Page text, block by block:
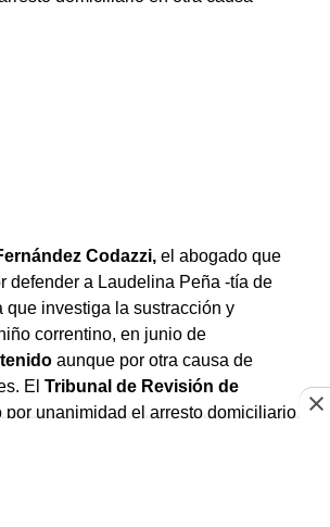
Codazzi, el abogado que
defender a Laudelina Peña -tía de
que investiga la sustracción y
correntino, en junio de
aunque por otra causa de
El Tribunal de Revisión de
por unanimidad el arresto domiciliario